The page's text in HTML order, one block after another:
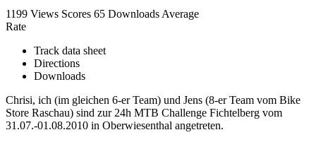
1199 Views Scores 65 Downloads Average
Rate
Track data sheet
Directions
Downloads
Chrisi, ich (im gleichen 6-er Team) und Jens (8-er Team vom Bike
Store Raschau) sind zur 24h MTB Challenge Fichtelberg vom
31.07.-01.08.2010 in Oberwiesenthal angetreten.